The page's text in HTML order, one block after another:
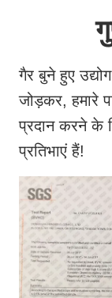
गैर बुने हुए
जोड़कर, हमारे
प्रदान करने के
प्रतिभाएं हैं!